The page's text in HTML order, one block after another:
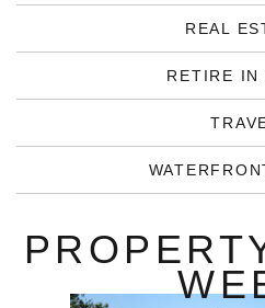
REAL
RETIRE IN